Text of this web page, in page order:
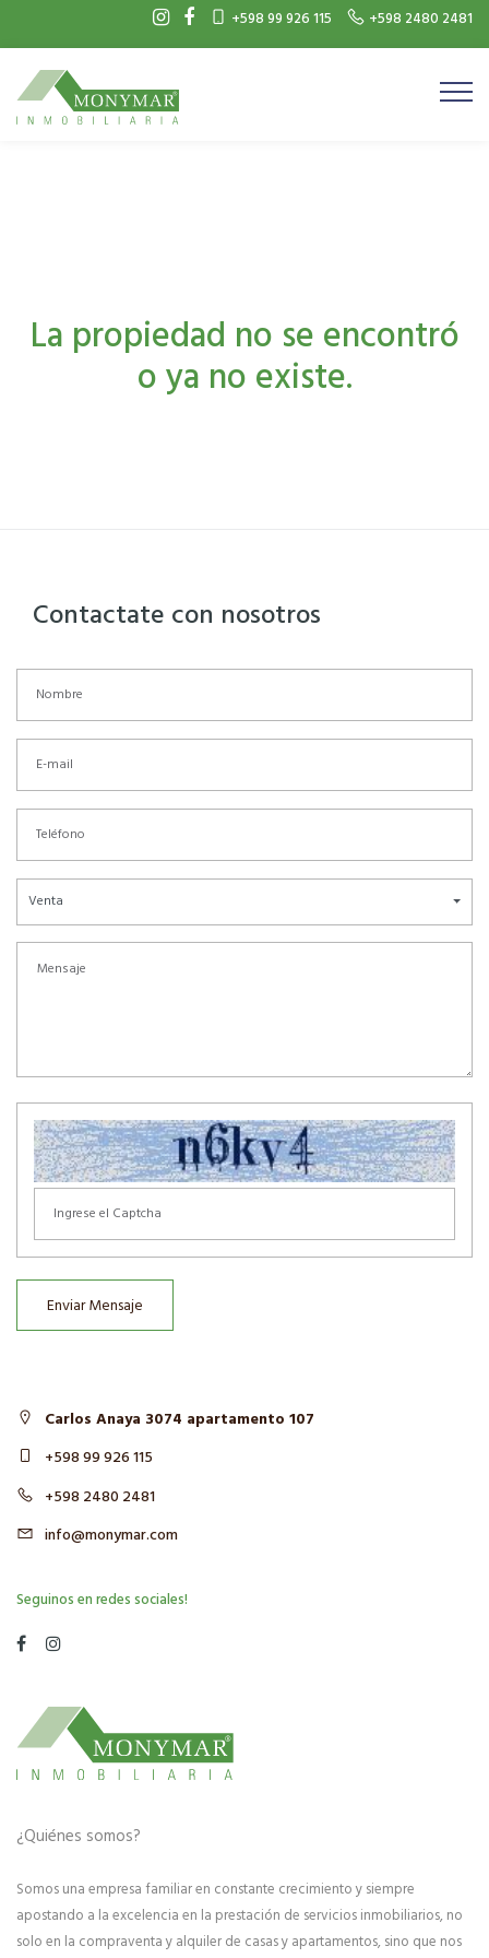
+598 99 926 115 +598 2480 2481
La propiedad no se encontró
o ya no existe.
Contactate con nosotros
Venta
Enviar Mensaje
Carlos Anaya 3074 apartamento 107
+598 99 926 115
+598 2480 2481
info@monymar.com
Seguinos en redes sociales!
¿Quiénes somos?
Somos una empresa familiar en constante crecimiento y siempre
apostando a la excelencia en la prestación de servicios inmobiliarios, no
solo en la compraventa y alquiler de casas y apartamentos, sino que nos